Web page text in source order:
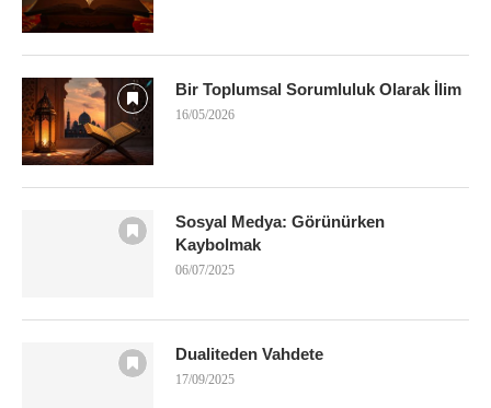
Bir Toplumsal Sorumluluk Olarak İlim
16/05/2026
Sosyal Medya: Görünürken
Kaybolmak
06/07/2025
Dualiteden Vahdete
17/09/2025